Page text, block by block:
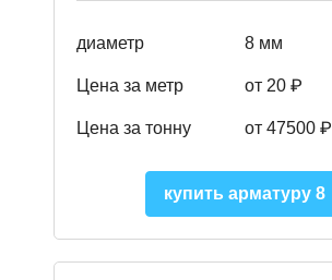
диаметр 8 мм
Цена за метр от 20 ₽
Цена за тонну от 47500 ₽
купить арматуру 8